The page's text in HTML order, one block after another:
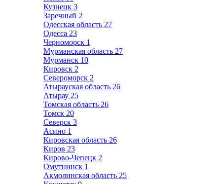
Кузнецк 3
Заречный 2
Одесская область 27
Одесса 23
Черноморск 1
Мурманская область 27
Мурманск 10
Кировск 2
Североморск 2
Атырауская область 26
Атырау 25
Томская область 26
Томск 20
Северск 3
Асино 1
Кировская область 26
Киров 23
Кирово-Чепецк 2
Омутнинск 1
Акмолинская область 25